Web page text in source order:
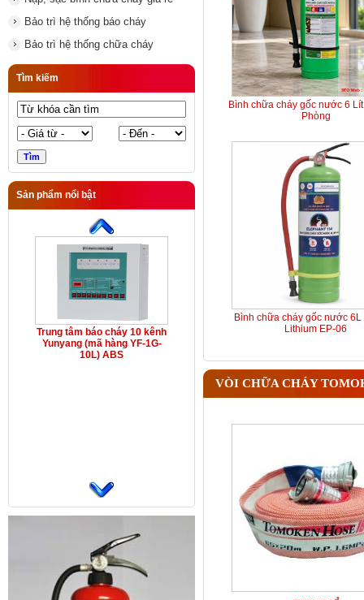
Bảo trì hệ thống báo cháy
Bảo trì hệ thống chữa cháy
Tìm kiếm
Sản phẩm nổi bật
Trung tâm báo cháy 10 kênh
Yunyang (mã hàng YF-1G-
10L) ABS
Bình chữa cháy gốc nước 6
Phòng
Bình chữa cháy gốc nước 6L
Lithium EP-06
VÒI CHỮA CHÁY